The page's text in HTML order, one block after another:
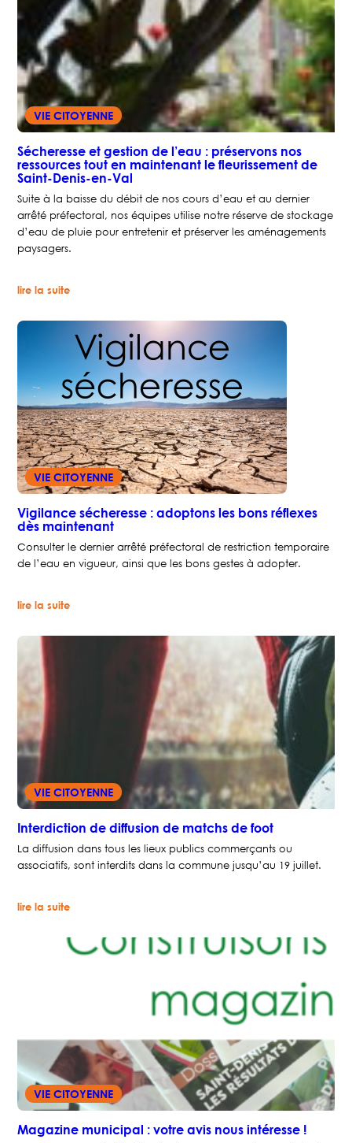
VIE CITOYENNE
Sécheresse et gestion de l’eau : préservons nos
ressources tout en maintenant le fleurissement de
Saint-Denis-en-Val
Suite à la baisse du débit de nos cours d’eau et au dernier
arrêté préfectoral, nos équipes utilise notre réserve de stockage
d’eau de pluie pour entretenir et préserver les aménagements
paysagers.
lire la suite:
gestion
de
l’eau
préservons
nos
ressources
tout
en
maintenant
le
fleurissement
de
Saint-
Denis-
en-
VIE CITOYENNE
Vigilance sécheresse : adoptons les bons réflexes
dès maintenant
Consulter le dernier arrêté préfectoral de restriction temporaire
de l’eau en vigueur, ainsi que les bons gestes à adopter.
lire la suite:
:
VIE CITOYENNE
Interdiction de diffusion de matchs de foot
La diffusion dans tous les lieux publics commerçants ou
associatifs, sont interdits dans la commune jusqu’au 19 juillet.
lire la suite:
diffusion
de
VIE CITOYENNE
Magazine municipal : votre avis nous intéresse !